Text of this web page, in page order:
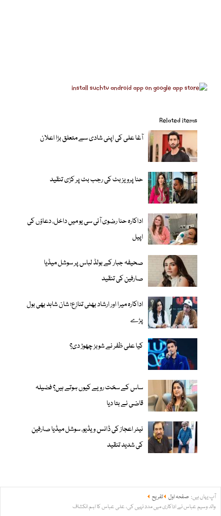
Related items
آغا علی کی اپنی شادی سے متعلق بڑا اعلان
حنا پرویز بٹ کی رجب بٹ پر کڑی تنقید
اداکارہ حنا رضوی آئی سی یو میں داخل، دعاؤں کی
اپیل
صحیفہ جبار کے بولڈ لباس پر سوشل میڈیا
صارفین کی تنقید
اداکارہ میرا اور ارشاد بھٹی تنازع؛ شان شاہد بھی بول
پڑے
کیا علی ظفر نے شوبز چھوڑ دی؟
ساس کے سخت رویے کیوں ہوتے ہیں؟ فضیلہ
قاضی نے بتا دیا
نیئر اعجاز کی ڈانس ویڈیو، سوشل میڈیا صارفین
کی شدید تنقید
آپ یہاں ہیں: صفحہ اول
تفریح
والد وسیم عباس نے اداکاری میں مدد نہیں کی، علی عباس کا اہم انکشاف